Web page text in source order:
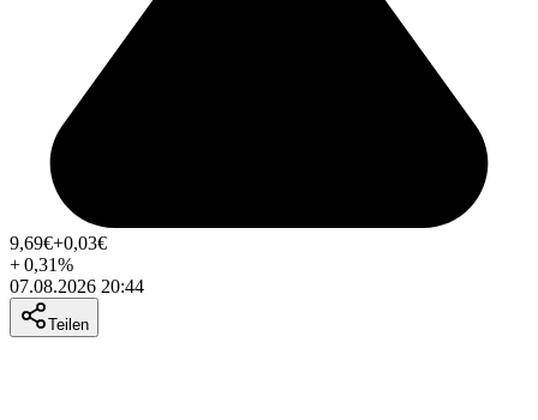
9,69€+0,03€
+0,31%
07.08.2026 20:44
Teilen